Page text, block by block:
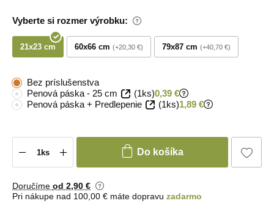
Vyberte si rozmer výrobku:
21x23 cm 60x66 cm +20,30 € 79x87 cm +40,70 €
Bez príslušenstva
Penová páska - 25 cm
(1ks)0,39 €
Penová páska + Predlepenie
(1ks)1,89 €
Do košíka
Doručíme od 2,90 €
Pri nákupe nad 100,00 € máte dopravu zadarmo